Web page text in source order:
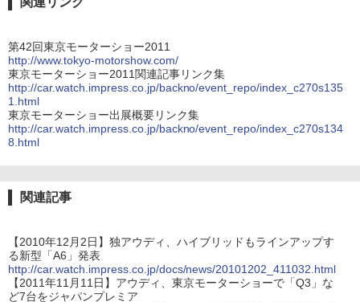
第42回東京モーターショー2011
http://www.tokyo-motorshow.com/
東京モーターショー2011関連記事リンク集
http://car.watch.impress.co.jp/backno/event_repo/index_c270s135
1.html
東京モーターショー出展概要リンク集
http://car.watch.impress.co.jp/backno/event_repo/index_c270s134
8.html
関連記事
【2010年12月2日】独アウディ、ハイブリッドもラインアップす
る新型「A6」発表
http://car.watch.impress.co.jp/docs/news/20101202_411032.html
【2011年11月11日】アウディ、東京モーターショーで「Q3」な
ど7台をジャパンプレミア